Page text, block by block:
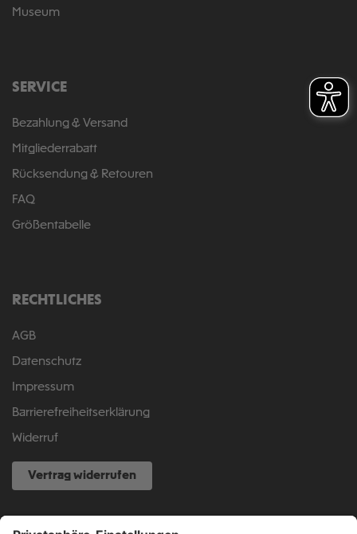
Museum
SERVICE
Bezahlung & Versand
Mitgliederrabatt
Rücksendung & Retouren
FAQ
Größentabelle
RECHTLICHES
AGB
Datenschutz
Impressum
Barrierefreiheitserklärung
Widerruf
Vertrag widerrufen